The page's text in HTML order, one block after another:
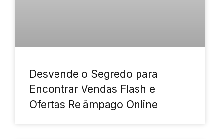
Desvende o Segredo para
Encontrar Vendas Flash e
Ofertas Relâmpago Online